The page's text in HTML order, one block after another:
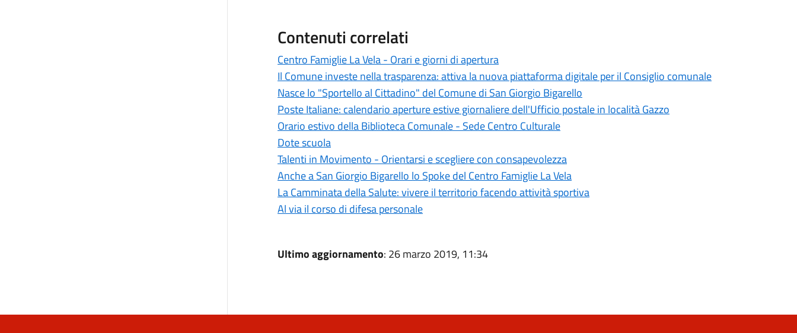
Contenuti correlati
Centro Famiglie La Vela - Orari e giorni di apertura
Il Comune investe nella trasparenza: attiva la nuova piattaforma digitale per il Consiglio comunale
Nasce lo "Sportello al Cittadino" del Comune di San Giorgio Bigarello
Poste Italiane: calendario aperture estive giornaliere dell'Ufficio postale in località Gazzo
Orario estivo della Biblioteca Comunale - Sede Centro Culturale
Dote scuola
Talenti in Movimento - Orientarsi e scegliere con consapevolezza
Anche a San Giorgio Bigarello lo Spoke del Centro Famiglie La Vela
La Camminata della Salute: vivere il territorio facendo attività sportiva
Al via il corso di difesa personale
Ultimo aggiornamento: 26 marzo 2019, 11:34